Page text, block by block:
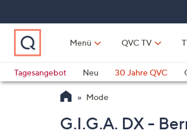
springen
Menü QVC TV
Tagesangebot
Neu 30 Jahre QVC
QLINARISCH
Mode
G.I.G.A. DX -